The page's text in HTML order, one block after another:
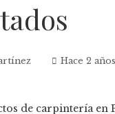
Hace 2 años